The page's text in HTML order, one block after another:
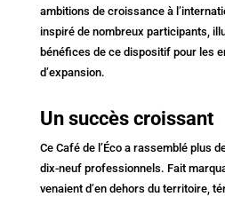
ambitions de croissance à
inspiré de nombreux participants,
bénéfices de ce dispositif pour les
d’expansion.
Un succès croissant
Ce Café de l’Éco a rassemblé plus
dix-neuf professionnels. Fait
venaient d’en dehors du territoire,